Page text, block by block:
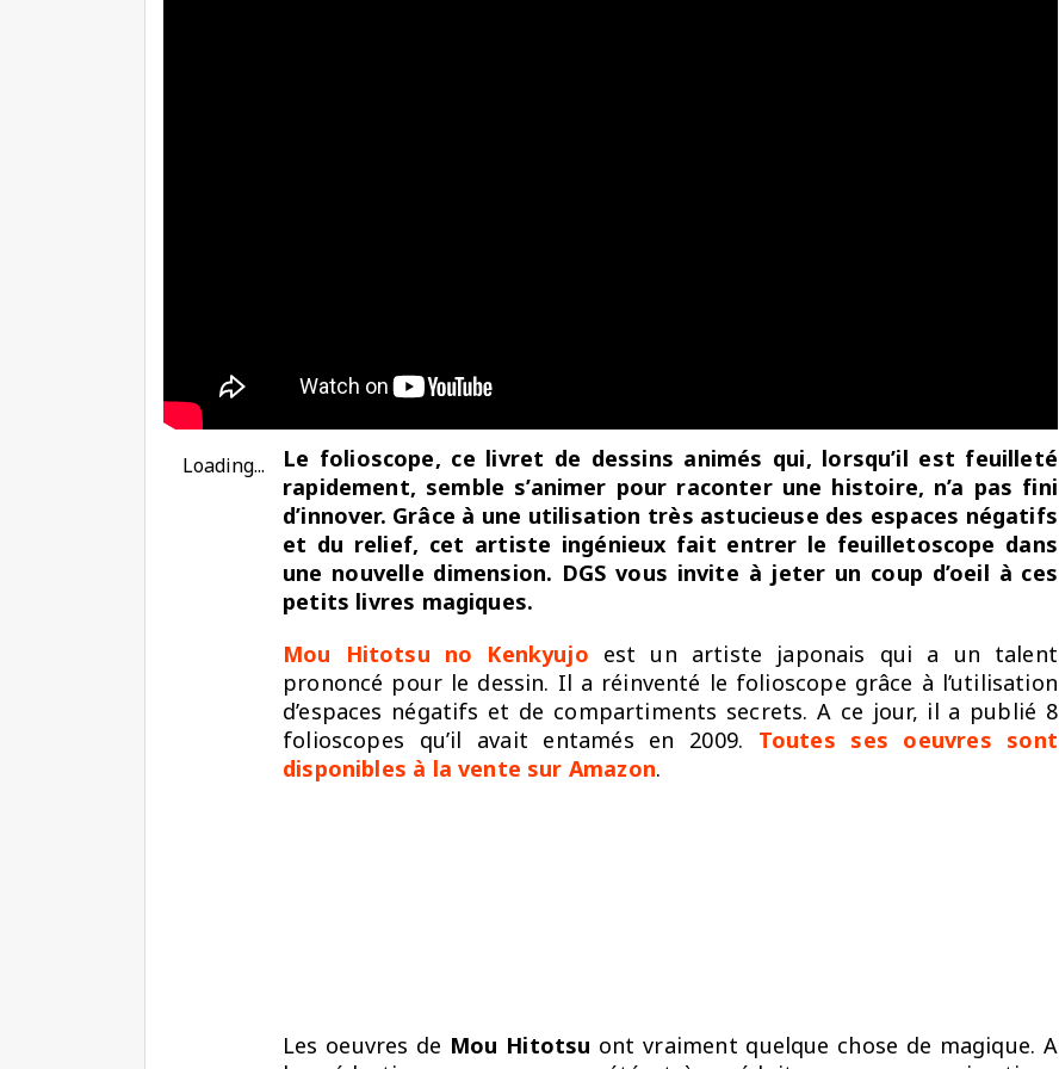
Le folioscope, ce livret de dessins animés qui, lorsqu’il est feuilleté
rapidement, semble s’animer pour raconter une histoire, n’a pas fini
d’innover. Grâce à une utilisation très astucieuse des espaces négatifs
et du relief, cet artiste ingénieux fait entrer le feuilletoscope dans
une nouvelle dimension. DGS vous invite à jeter un coup d’oeil à ces
petits livres magiques.
Mou Hitotsu no Kenkyujo est un artiste japonais qui a un talent
prononcé pour le dessin. Il a réinventé le folioscope grâce à l’utilisation
d’espaces négatifs et de compartiments secrets. A ce jour, il a publié 8
folioscopes qu’il avait entamés en 2009. Toutes ses oeuvres sont
disponibles à la vente sur Amazon.
Les oeuvres de Mou Hitotsu ont vraiment quelque chose de magique. A
Loading...